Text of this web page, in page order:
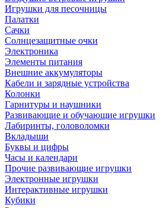
Игрушки для песочницы
Палатки
Сачки
Солнцезащитные очки
Электроника
Элементы питания
Внешние аккумуляторы
Кабели и зарядные устройства
Колонки
Гарнитуры и наушники
Развивающие и обучающие игрушки
Лабиринты, головоломки
Вкладыши
Буквы и цифры
Часы и календари
Прочие развивающие игрушки
Электронные игрушки
Интерактивные игрушки
Кубики